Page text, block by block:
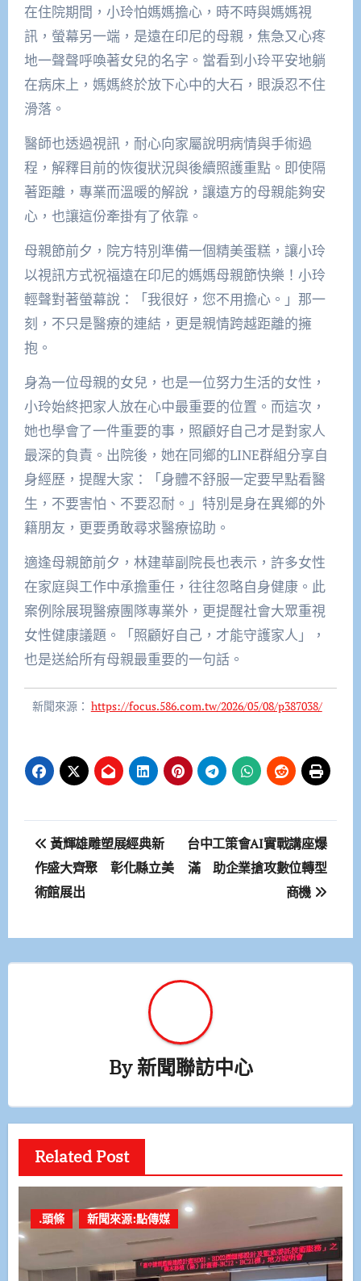
在住院期間，小玲怕媽媽擔心，時不時與媽媽視
訊，螢幕另一端，是遠在印尼的母親，焦急又心疼
地一聲聲呼喚著女兒的名字。當看到小玲平安地躺
在病床上，媽媽終於放下心中的大石，眼淚忍不住
滑落。
醫師也透過視訊，耐心向家屬說明病情與手術過
程，解釋目前的恢復狀況與後續照護重點。即使隔
著距離，專業而溫暖的解說，讓遠方的母親能夠安
心，也讓這份牽掛有了依靠。
母親節前夕，院方特別準備一個精美蛋糕，讓小玲
以視訊方式祝福遠在印尼的媽媽母親節快樂！小玲
輕聲對著螢幕說：「我很好，您不用擔心。」那一
刻，不只是醫療的連結，更是親情跨越距離的擁
抱。
身為一位母親的女兒，也是一位努力生活的女性，
小玲始終把家人放在心中最重要的位置。而這次，
她也學會了一件重要的事，照顧好自己才是對家人
最深的負責。出院後，她在同鄉的LINE群組分享自
身經歷，提醒大家：「身體不舒服一定要早點看醫
生，不要害怕、不要忍耐。」特別是身在異鄉的外
籍朋友，更要勇敢尋求醫療協助。
適逢母親節前夕，林建華副院長也表示，許多女性
在家庭與工作中承擔重任，往往忽略自身健康。此
案例除展現醫療團隊專業外，更提醒社會大眾重視
女性健康議題。「照顧好自己，才能守護家人」，
也是送給所有母親最重要的一句話。
新聞來源： https://focus.586.com.tw/2026/05/08/p387038/
文
章
導
覽
黃輝雄雕塑展經典新
作盛大齊聚 彰化縣立美
術館展出
台中工策會AI實戰講座爆
滿 助企業搶攻數位轉型
商機
By新聞聯訪中心
Related Post
.頭條 新聞來源:點傳媒